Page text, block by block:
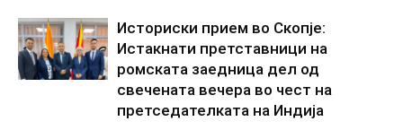
Историски прием во Скопје:
Истакнати претставници на
ромската заедница дел од
свечената вечера во чест на
претседателката на Индија